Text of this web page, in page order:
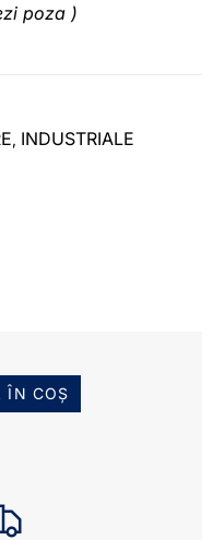
poza )
, INDUSTRIALE
ÎN COȘ